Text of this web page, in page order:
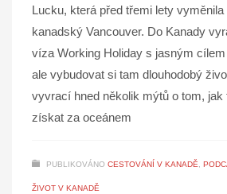
Lucku, která před třemi lety
kanadský Vancouver. Do Kanady
víza Working Holiday s jasným cílem
ale vybudovat si tam dlouhodobý
vyvrací hned několik mýtů o tom,
získat za oceánem
PUBLIKOVÁNO CESTOVÁNÍ V KANADĚ,
ŽIVOT V KANADĚ